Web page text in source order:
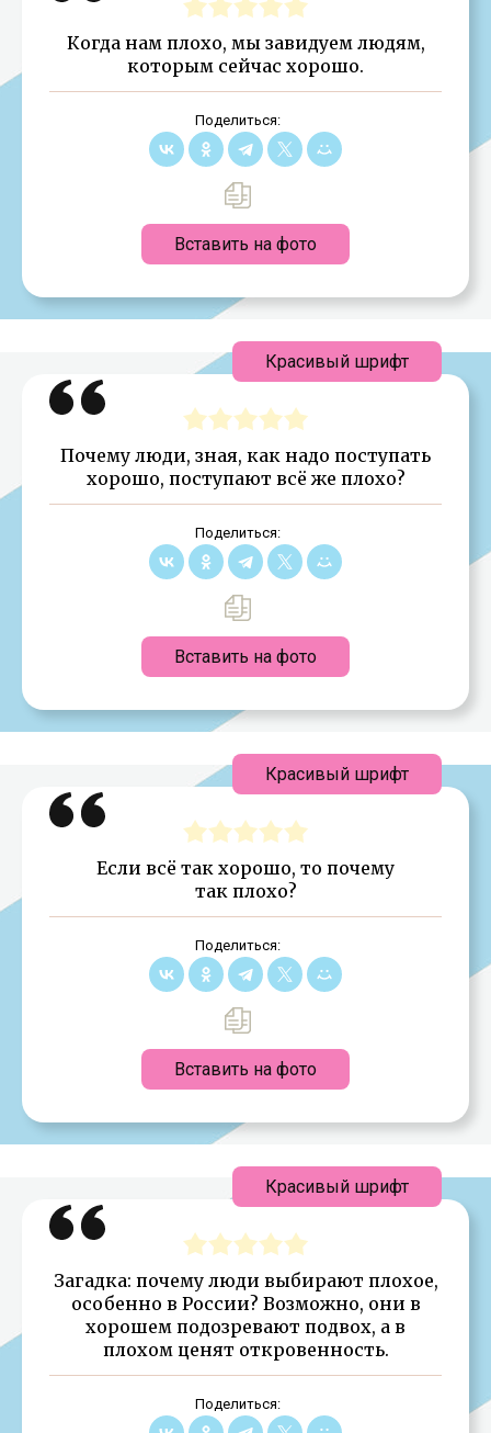
Когда нам плохо, мы завидуем людям,
которым сейчас хорошо.
Поделиться:
Вставить на фото
Почему люди, зная, как надо поступать
хорошо, поступают всё же плохо?
Поделиться:
Вставить на фото
Красивый шрифт
Если всё так хорошо, то почему
так плохо?
Поделиться:
Вставить на фото
Красивый шрифт
Загадка: почему люди выбирают плохое,
особенно в России? Возможно, они в
хорошем подозревают подвох, а в
плохом ценят откровенность.
Поделиться:
Красивый шрифт